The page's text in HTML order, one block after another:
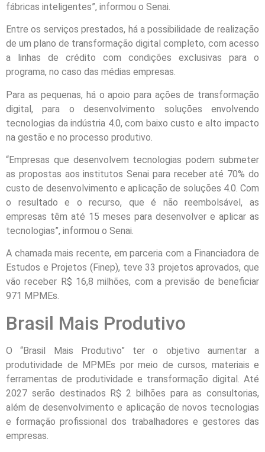
fábricas inteligentes”, informou o Senai.
Entre os serviços prestados, há a possibilidade de realização
de um plano de transformação digital completo, com acesso
a linhas de crédito com condições exclusivas para o
programa, no caso das médias empresas.
Para as pequenas, há o apoio para ações de transformação
digital, para o desenvolvimento soluções envolvendo
tecnologias da indústria 4.0, com baixo custo e alto impacto
na gestão e no processo produtivo.
“Empresas que desenvolvem tecnologias podem submeter
as propostas aos institutos Senai para receber até 70% do
custo de desenvolvimento e aplicação de soluções 4.0. Com
o resultado e o recurso, que é não reembolsável, as
empresas têm até 15 meses para desenvolver e aplicar as
tecnologias”, informou o Senai.
A chamada mais recente, em parceria com a Financiadora de
Estudos e Projetos (Finep), teve 33 projetos aprovados, que
vão receber R$ 16,8 milhões, com a previsão de beneficiar
971 MPMEs.
Brasil Mais Produtivo
O “Brasil Mais Produtivo” ter o objetivo aumentar a
produtividade de MPMEs por meio de cursos, materiais e
ferramentas de produtividade e transformação digital. Até
2027 serão destinados R$ 2 bilhões para as consultorias,
além de desenvolvimento e aplicação de novos tecnologias
e formação profissional dos trabalhadores e gestores das
empresas.